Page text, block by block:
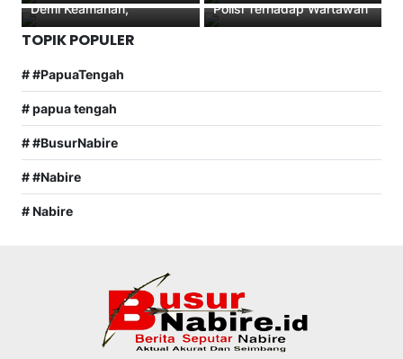
Demi Keamanan,
Polisi Terhadap Wartawan
TOPIK POPULER
# #PapuaTengah
# papua tengah
# #BusurNabire
# #Nabire
# Nabire